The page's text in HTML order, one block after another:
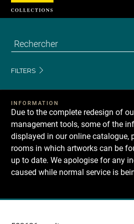
FILTERS
INFORMATION
Due to the complete redesign of
management tools, some of the
displayed in our online catalogue,
rooms in which artworks can be
up to date. We apologise for any
caused while normal service is
Recherche
Cookies management panel